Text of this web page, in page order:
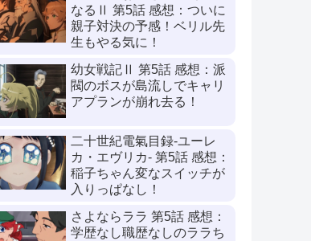
なるⅡ 第5話 感想：ついに
親子対決の予感！ベリル先
生もやる気に！
幼女戦記Ⅱ 第5話 感想：派
閥のボスが島流しでキャリ
アプランが崩れ去る！
二十世紀電氣目録-ユーレ
カ・エヴリカ- 第5話 感想：
稲子ちゃん変なスイッチが
入りっぱなし！
さよならララ 第5話 感想：
学歴なし職歴なしのララち